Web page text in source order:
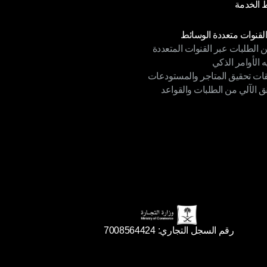
الخصوصية
القنوات متعددة الوسائط
متعددة الوسائط
الطلبات عبر القنوات المتعددة
الطلبات عبر القنوات المتعددة
الأوامر الذكي
الأوامر الذكي
تحقيق المتاجر والمستودعات
تحقيق المتاجر والمستودعات
الآلي من الطلبات والقواعد
رقم السجل التجاري: 7008564424